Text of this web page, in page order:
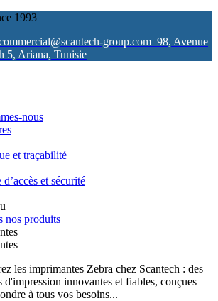
1993
group.com 98, Avenue
5, Ariana, Tunisie
nous
et traçabilité
et sécurité
nos produits
les imprimantes Zebra chez Scantech : des
d'impression innovantes et fiables, conçues
à tous vos besoins...